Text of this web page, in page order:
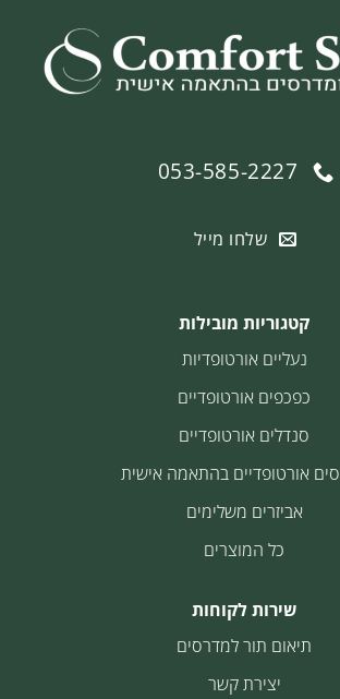
053-585-2227
שלחו מייל
קטגוריות מובילות
נעליים אורטופדיות
כפכפים אורטופדיים
סנדלים אורטופדיים
אורטופדיים בהתאמה אישית
אביזרים משלימים
כל המוצרים
שירות לקוחות
תיאום תור למדרסים
יצירת קשר